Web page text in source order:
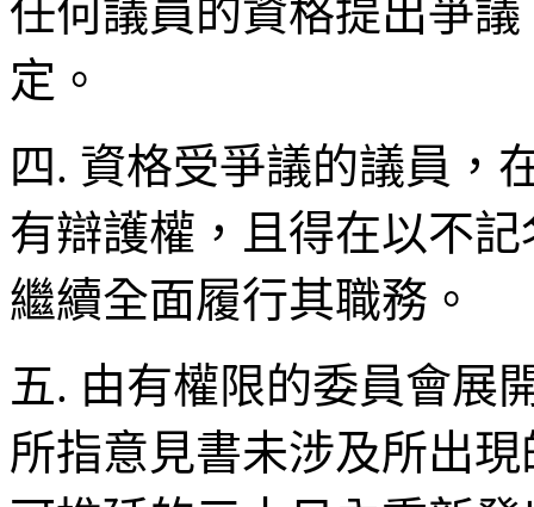
任何議員的資格提出爭
定。
四. 資格受爭議的議員，
有辯護權，且得在以不
繼續全面履行其職務。
五. 由有權限的委員會展
所指意見書未涉及所出